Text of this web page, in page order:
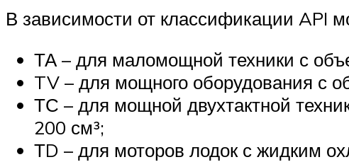
В зависимости от классификации API
ТА – для маломощной техники с
TV – для мощного оборудования с
ТС – для мощной двухтактной
200 см³;
ТD – для моторов лодок с жидким